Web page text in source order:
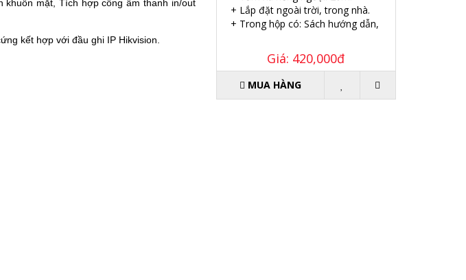
khuôn mặt, Tích hợp cổng âm thanh in/out
kết hợp với đầu ghi IP Hikvision.
+ Lắp đặt ngoài trời, trong nhà.
+ Trong hộp có: Sách hướng dẫn, Ốc vít tắc kê.
Giá: 420,000đ
MUA HÀNG